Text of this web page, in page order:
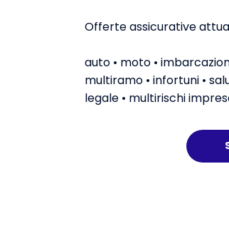
Offerte assicurative
auto • moto •
multiramo • infortuni •
legale • multirischi